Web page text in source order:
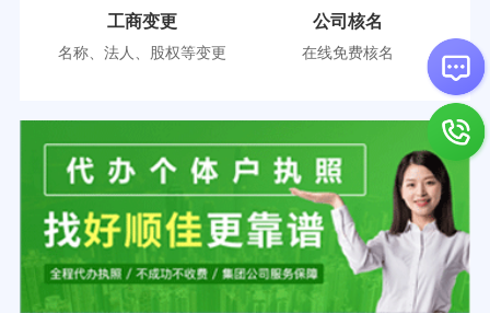
工商变更
名称、法人、股权等变更
公司核名
在线免费核名